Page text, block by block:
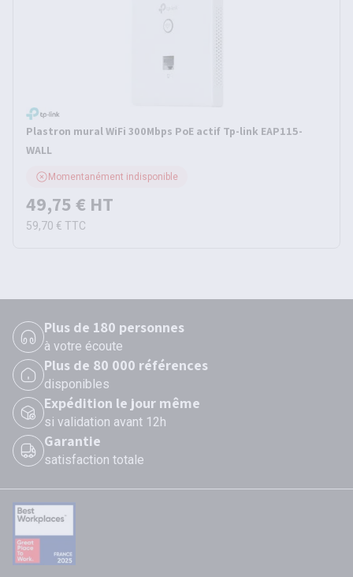
Plastron mural WiFi 300Mbps PoE actif Tp-link EAP115-
WALL
Momentanément indisponible
49,75 € HT
59,70 € TTC
Plus de 180 personnes
à votre écoute
Plus de 80 000 références
disponibles
Expédition le jour même
si validation avant 12h
Garantie
satisfaction totale